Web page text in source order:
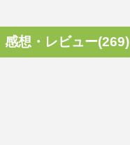
感想・レビュー(269)